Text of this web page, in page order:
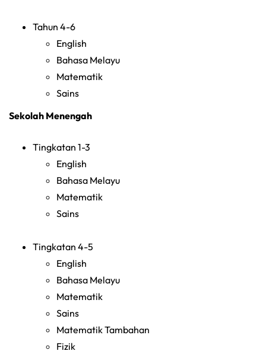
Tahun 4-6
English
Bahasa Melayu
Matematik
Sains
Sekolah Menengah
Tingkatan 1-3
English
Bahasa Melayu
Matematik
Sains
Tingkatan 4-5
English
Bahasa Melayu
Matematik
Sains
Matematik Tambahan
Fizik